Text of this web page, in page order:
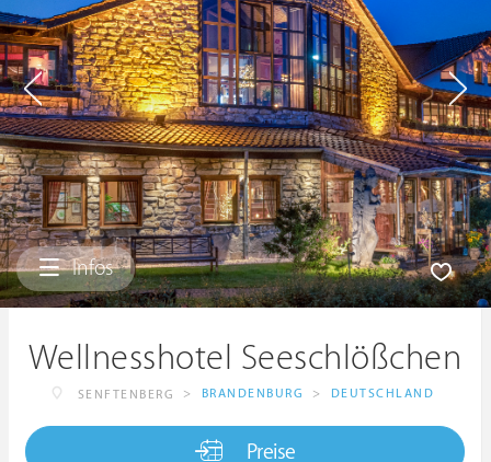
Infos
Wellnesshotel Seeschlößchen
SENFTENBERG > BRANDENBURG > DEUTSCHLAND
Preise